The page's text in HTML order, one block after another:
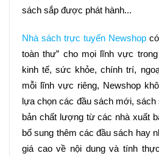
sách sắp được phát hành...
Nhà sách trực tuyến Newshop có
toàn thư” cho mọi lĩnh vực
kinh tế, sức khỏe, chính trí,
mỗi lĩnh vực riêng, Newshop
lựa chọn các đầu sách mới, sách
bản chất lượng từ các nhà xuất
bổ sung thêm các đầu sách hay
giá cao về nội dung và tính